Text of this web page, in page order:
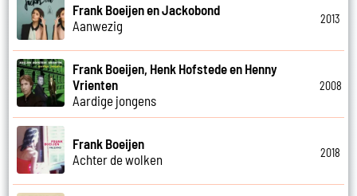
Frank Boeijen en Jackobond
Aanwezig
2013
Frank Boeijen, Henk Hofstede en Henny
Vrienten
Aardige jongens
2008
Frank Boeijen
Achter de wolken
2018